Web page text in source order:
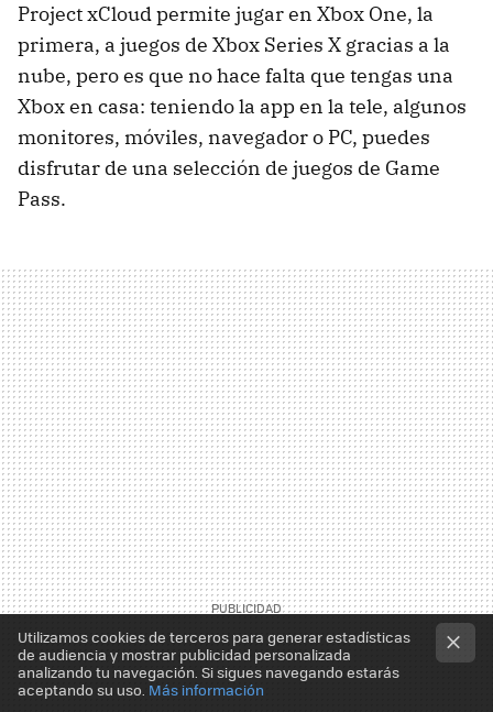
Project xCloud permite jugar en Xbox One, la
primera, a juegos de Xbox Series X gracias a la
nube, pero es que no hace falta que tengas una
Xbox en casa: teniendo la app en la tele, algunos
monitores, móviles, navegador o PC, puedes
disfrutar de una selección de juegos de Game
Pass.
Utilizamos cookies de terceros para generar estadísticas
de audiencia y mostrar publicidad personalizada
analizando tu navegación. Si sigues navegando estarás
aceptando su uso. Más información